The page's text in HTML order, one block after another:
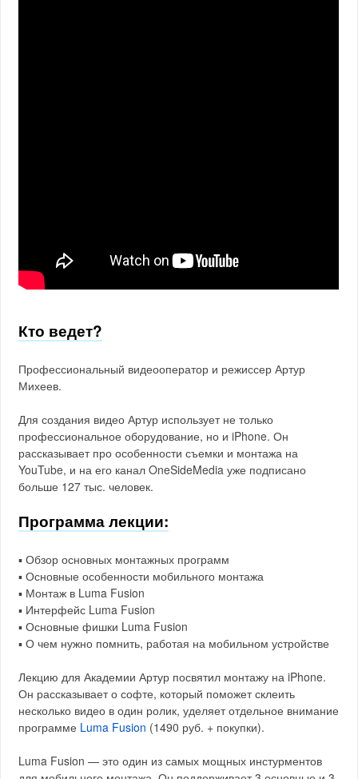
Кто ведет?
Профессиональный видеооператор и режиссер Артур
Михеев.
Для создания видео Артур использует не только
профессиональное оборудование, но и iPhone. Он
рассказывает про особенности съемки и монтажа на
YouTube, и на его канал OneSideMedia уже подписано
больше 127 тыс. человек.
Программа лекции:
▪️ Обзор основных монтажных программ
▪️ Основные особенности мобильного монтажа
▪️ Монтаж в Luma Fusion
▪️ Интерфейс Luma Fusion
▪️ Основные фишки Luma Fusion
▪️ О чем нужно помнить, работая на мобильном устройстве
Лекцию для Академии Артур посвятил монтажу на iPhone.
Он рассказывает о софте, который поможет склеить
несколько видео в один ролик, уделяет отдельное внимание
программе Luma Fusion (1490 руб. + покупки).
Luma Fusion — это один из самых мощных инстурментов